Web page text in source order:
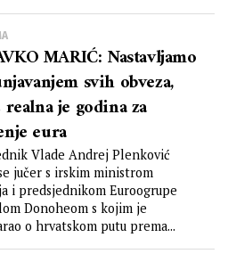
MARIĆ: Nastavljamo
svih obveza,
je godina za
eura
Vlade Andrej Plenković
jučer s irskim ministrom
i predsjednikom Euroogrupe
Donoheom s kojim je
o hrvatskom putu prema...